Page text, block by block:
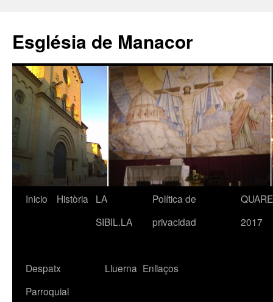
contenido
Església de Manacor
Inicio Història
LA
SIBIL.LA
Política de
privacidad
2017
Despatx
Parroquial
Lluerna Enllaços